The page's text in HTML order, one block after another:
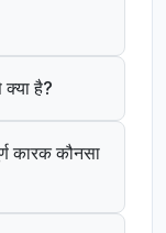
क्या है?
कारक कौनसा